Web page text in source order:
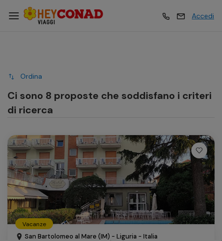
Esperienze
Crociere
Traghetti
Autonoleggio
Accedi
Esperienze
Crociere
Traghetti
Ordina
Ci sono 8 proposte che soddisfano i criteri
di ricerca
Vacanze
San Bartolomeo al Mare (IM) - Liguria - Italia